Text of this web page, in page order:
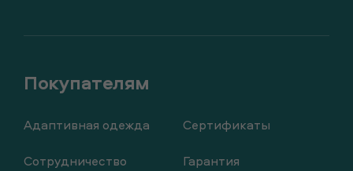
Адаптивная одежда
Сотрудничество
Сертификаты
Гарантия